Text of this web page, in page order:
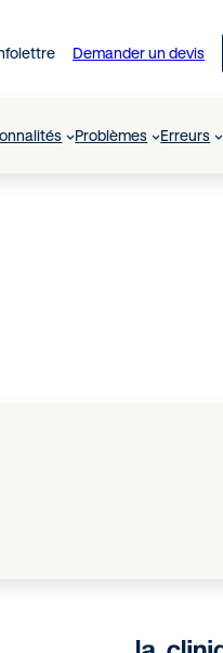
Demander un devis
Problèmes Erreurs